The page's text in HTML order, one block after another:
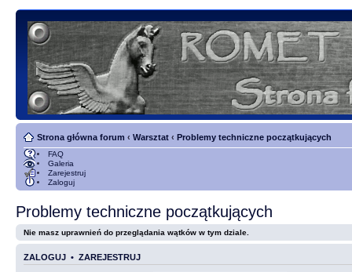
Strona główna forum ‹ Warsztat ‹ Problemy techniczne początkujących
FAQ
Galeria
Zarejestruj
Zaloguj
Problemy techniczne początkujących
Nie masz uprawnień do przeglądania wątków w tym dziale.
ZALOGUJ • ZAREJESTRUJ